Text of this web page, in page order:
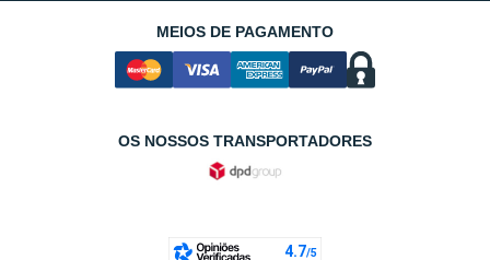
MEIOS DE PAGAMENTO
OS NOSSOS TRANSPORTADORES